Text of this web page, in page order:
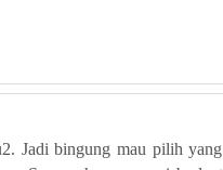
Jadi bingung mau pilih yang